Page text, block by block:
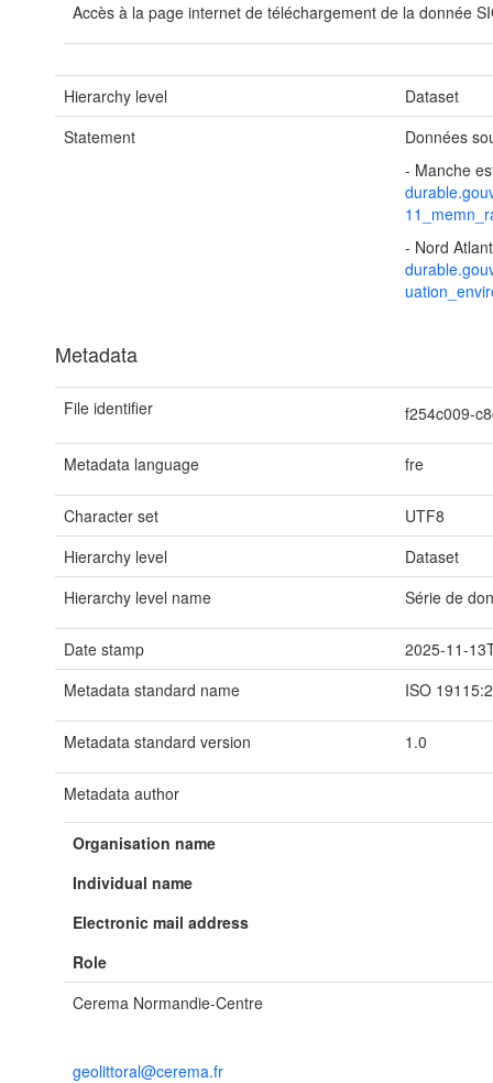
Accès à la page internet de téléchargement de la donnée
Hierarchy level
Dataset
Statement
Données
- Manche
- Nord
Metadata
File identifier f254c009-
Metadata language fre
Character set
UTF8
Hierarchy level
Dataset
Hierarchy level name
Série de
Date stamp
2025-11-
Metadata standard name
ISO
Metadata standard version 1.0
Metadata author
Organisation name
Individual name
Electronic mail address
Role
Cerema Normandie-Centre
geolittoral@cerema.fr